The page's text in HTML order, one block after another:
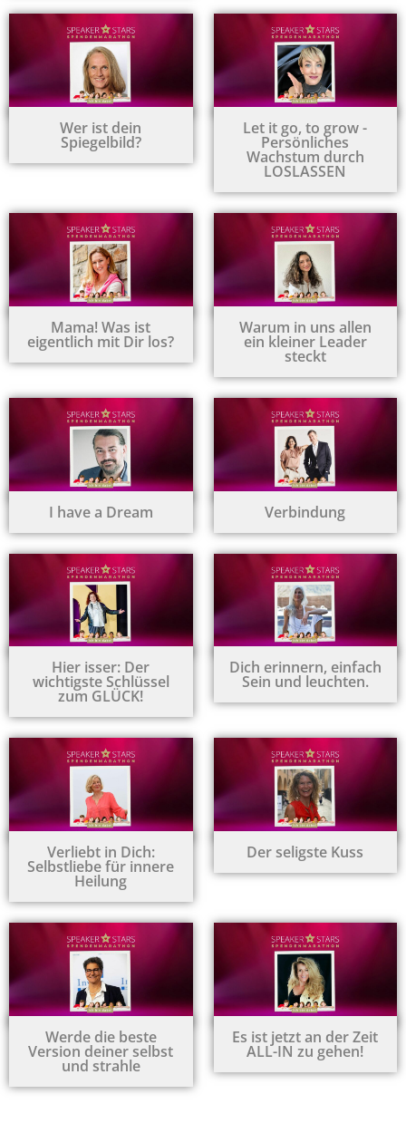
Wer ist dein
Spiegelbild?
Let it go, to grow -
Persönliches
Wachstum durch
LOSLASSEN
Mama! Was ist
eigentlich mit Dir los?
Warum in uns allen
ein kleiner Leader
steckt
I have a Dream Verbindung
Hier isser: Der
wichtigste Schlüssel
zum GLÜCK!
Dich erinnern, einfach
Sein und leuchten.
Verliebt in Dich:
Selbstliebe für innere
Heilung
Der seligste Kuss
Werde die beste
Version deiner selbst
und strahle
Es ist jetzt an der Zeit
ALL-IN zu gehen!